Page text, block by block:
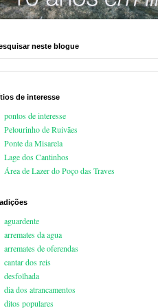
neste blogue
de interesse
pontos de interesse
Pelourinho de Ruivães
Ponte da Misarela
Lage dos Cantinhos
Área de Lazer do Poço das Traves
aguardente
arremates da agua
arremates de oferendas
cantar dos reis
desfolhada
dia dos atrancamentos
ditos populares